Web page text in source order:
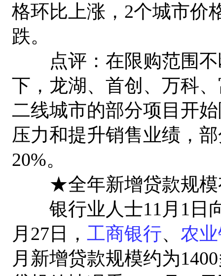
格环比上涨，2个城市价
跌。
点评：在限购范围不
下，龙湖、首创、万科
二线城市的部分项目开
压力和提升销售业绩，
20%。
★全年新增贷款规模
银行业人士11月1日
月27日， 工商银行、 农
月新增贷款规模约为